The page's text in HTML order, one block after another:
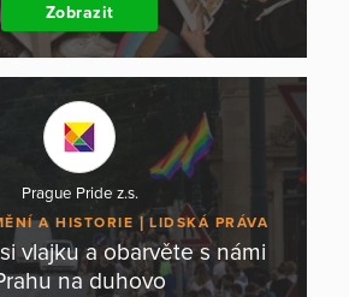
Zobrazit
Prague Pride z.s.
A HISTORIE LIDSKÁ PRÁVA
vlajku a obarvěte s námi
na duhovo